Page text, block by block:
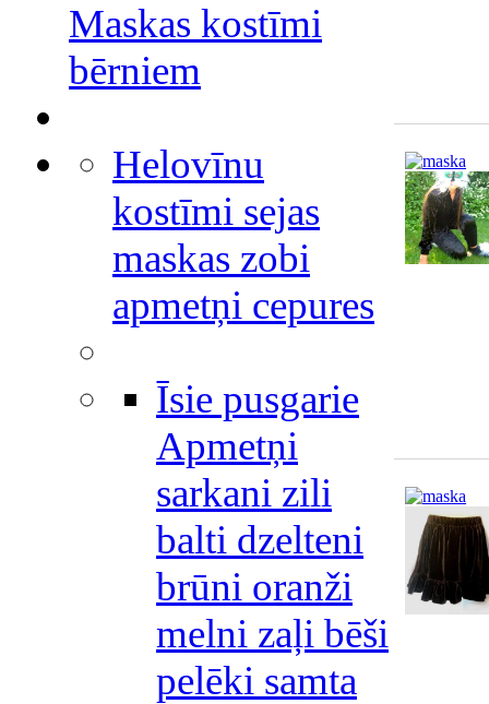
Maskas kostīmi
bērniem
Helovīnu
kostīmi sejas
maskas zobi
apmetņi cepures
Īsie pusgarie
Apmetņi
sarkani zili
balti dzelteni
brūni oranži
melni zaļi bēši
pelēki samta